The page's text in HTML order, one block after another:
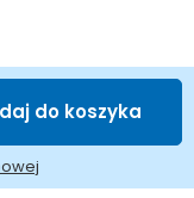
do koszyka